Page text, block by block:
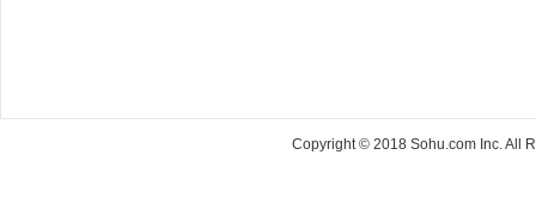
Copyright © 2018 Sohu.com Inc. All